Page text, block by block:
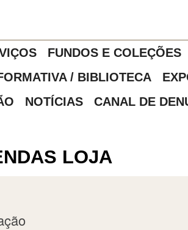
FUNDOS E COLEÇÕES
/ BIBLIOTECA
NOTÍCIAS CANAL DE
LOJA